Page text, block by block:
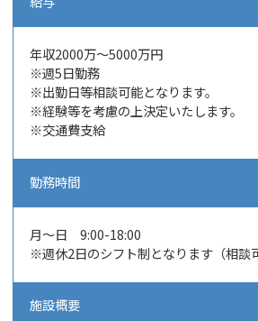
年収2000万～5000万円
※週5日勤務
※出勤日等相談可能となります。
※経験等を考慮の上決定いたします。
※交通費支給
勤務時間
月～日 9:00-18:00
※週休2日のシフト制となります（相談
施設概要